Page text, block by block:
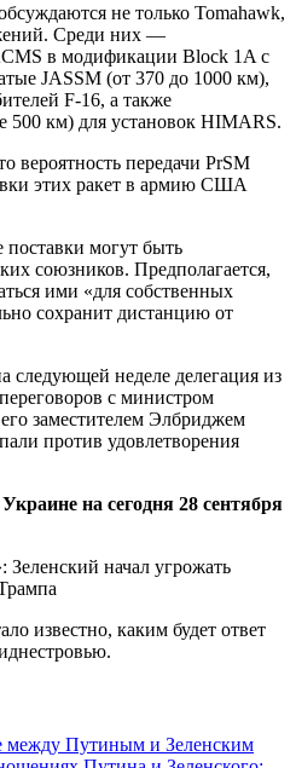
не только Tomahawk,
Среди них —
в модификации Block 1A с
JASSM (от 370 до 1000 км),
F-16, а также
500 км) для установок HIMARS.
вероятность передачи PrSM
этих ракет в армию США
могут быть
союзников. Предполагается,
ими «для собственных
сохранит дистанцию от
следующей неделе делегация из
с министром
заместителем Элбриджем
против удовлетворения
на сегодня 28 сентября
известно, каким будет ответ
между Путиным и Зеленским